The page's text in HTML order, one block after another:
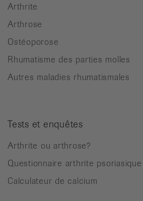
Arthrite
Arthrose
Ostéoporose
Rhumatisme des parties molles
Autres maladies rhumatismales
Tests et enquêtes
Arthrite ou arthrose?
Questionnaire arthrite psoriasique
Calculateur de calcium